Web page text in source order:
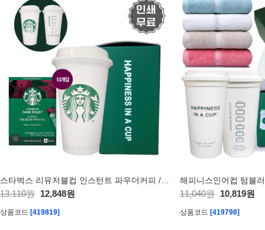
13,110원 12,848원
상품코드 [419819]
11,040원 10,819원
상품코드 [419798]